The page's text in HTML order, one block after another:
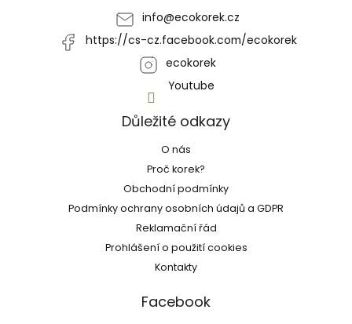
info@ecokorek.cz
https://cs-cz.facebook.com/ecokorek
ecokorek
Youtube
Důležité odkazy
O nás
Proč korek?
Obchodní podmínky
Podmínky ochrany osobních údajů a GDPR
Reklamační řád
Prohlášení o použití cookies
Kontakty
Facebook